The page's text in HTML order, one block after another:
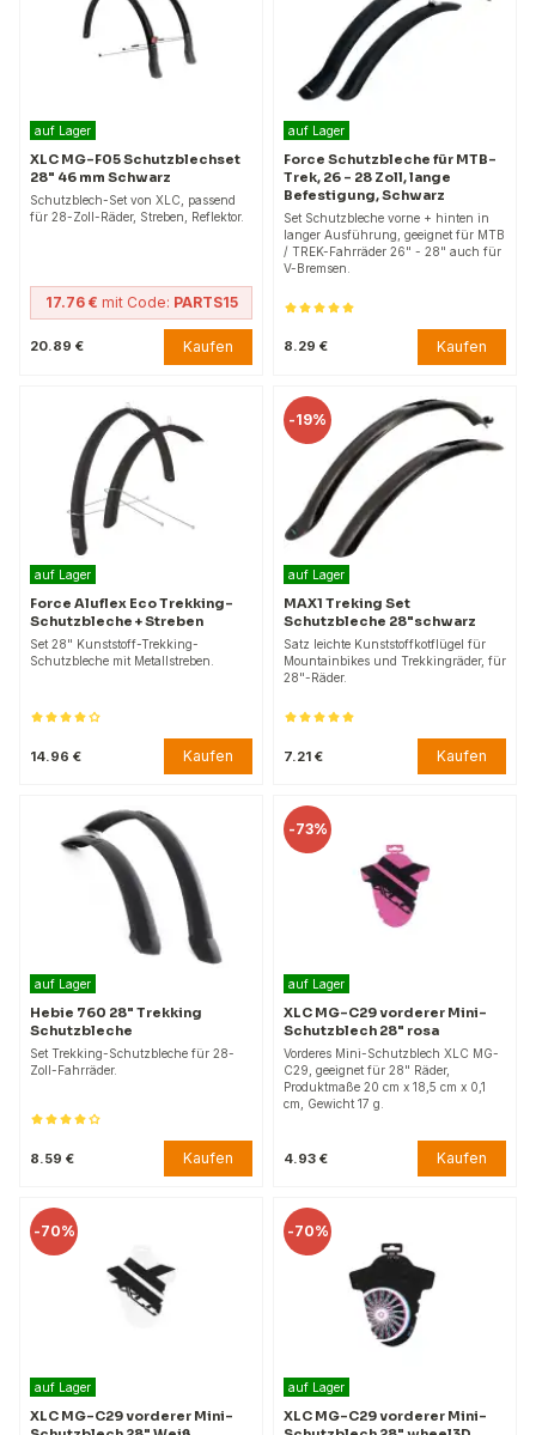
auf Lager
XLC MG-F05 Schutzblechset
28" 46 mm Schwarz
Schutzblech-Set von XLC, passend
für 28-Zoll-Räder, Streben, Reflektor.
17.76 € mit Code: PARTS15
20.89 € Kaufen
auf Lager
Force Schutzbleche für MTB-
Trek, 26 - 28 Zoll, lange
Befestigung, Schwarz
Set Schutzbleche vorne + hinten in
langer Ausführung, geeignet für MTB
/ TREK-Fahrräder 26" - 28" auch für
V-Bremsen.
8.29 € Kaufen
auf Lager
Force Aluflex Eco Trekking-
Schutzbleche + Streben
Set 28" Kunststoff-Trekking-
Schutzbleche mit Metallstreben.
14.96 € Kaufen
-19%
auf Lager
MAX1 Treking Set
Schutzbleche 28"schwarz
Satz leichte Kunststoffkotflügel für
Mountainbikes und Trekkingräder, für
28"-Räder.
7.21 € Kaufen
auf Lager
Hebie 760 28" Trekking
Schutzbleche
Set Trekking-Schutzbleche für 28-
Zoll-Fahrräder.
8.59 € Kaufen
-73%
auf Lager
XLC MG-C29 vorderer Mini-
Schutzblech 28" rosa
Vorderes Mini-Schutzblech XLC MG-
C29, geeignet für 28" Räder,
Produktmaße 20 cm x 18,5 cm x 0,1
cm, Gewicht 17 g.
4.93 € Kaufen
-70%
auf Lager
XLC MG-C29 vorderer Mini-
-70%
auf Lager
XLC MG-C29 vorderer Mini-